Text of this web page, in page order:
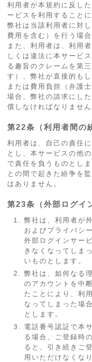
利用者が本規約に反し
ービスを利用すること
弊社は当該利用者に対
費用を含む）を行う場
また、利用者は、利用
しくは違法に本サービ
る趣旨のクレームを第
す）、弊社が直接的も
または費用負担（弁護
場合、弊社の請求にし
償しなければなりません
第22条（利用者間の
利用者は、自己の責任
とし、本サービスの他
で責任を負うものとし
との間で起きた紛争を
はありません。
第23条（外部ログイ
弊社は、利用者が
およびプライバシ
外部ログインサー
きなくなってしま
いものとします。
弊社は、如何なる
のアカウントを中
たことにより、利
なってしまった場
とします。
電話番号認証で本
る場合、ご登録時
ると、引き続きご
用いただけなくな